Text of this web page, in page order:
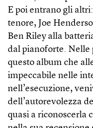
E poi entrano gli
tenore, Joe
Ben Riley alla
dal pianoforte. Nelle
questo album che
impeccabile nelle
nell’esecuzione,
dell’autorevolezza
quasi a riconoscerla